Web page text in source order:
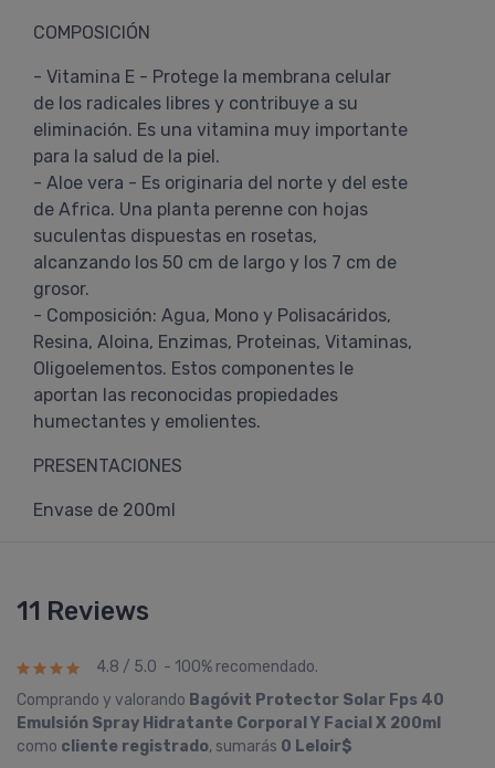
COMPOSICIÓN
- Vitamina E - Protege la membrana celular
de los radicales libres y contribuye a su
eliminación. Es una vitamina muy importante
para la salud de la piel.
- Aloe vera - Es originaria del norte y del este
de Africa. Una planta perenne con hojas
suculentas dispuestas en rosetas,
alcanzando los 50 cm de largo y los 7 cm de
grosor.
- Composición: Agua, Mono y Polisacáridos,
Resina, Aloina, Enzimas, Proteinas, Vitaminas,
Oligoelementos. Estos componentes le
aportan las reconocidas propiedades
humectantes y emolientes.
PRESENTACIONES
Envase de 200ml
11 Reviews
4.8 / 5.0 - 100% recomendado.
Comprando y valorando Bagóvit Protector Solar Fps 40
Emulsión Spray Hidratante Corporal Y Facial X 200ml
como cliente registrado, sumarás 0 Leloir$